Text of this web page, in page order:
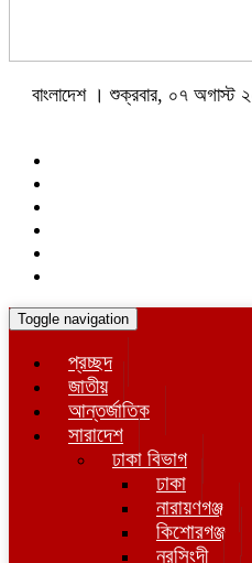
বাংলাদেশ । শুক্রবার, ০৭
Toggle navigation
প্রচ্ছদ
জাতীয়
আন্তর্জাতিক
সারাদেশ
ঢাকা বিভাগ
ঢাকা
নারায়ণগঞ্জ
কিশোরগঞ্জ
নরসিংদী